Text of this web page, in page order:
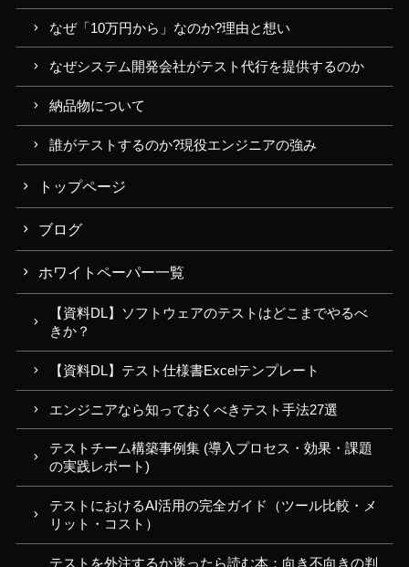
なぜ「10万円から」なのか?理由と想い
なぜシステム開発会社がテスト代行を提供するのか
納品物について
誰がテストするのか?現役エンジニアの強み
トップページ
ブログ
ホワイトペーパー一覧
【資料DL】ソフトウェアのテストはどこまでやるべ
きか？
【資料DL】テスト仕様書Excelテンプレート
エンジニアなら知っておくべきテスト手法27選
テストチーム構築事例集 (導入プロセス・効果・課題
の実践レポート)
テストにおけるAI活用の完全ガイド（ツール比較・メ
リット・コスト）
テストを外注するか迷ったら読む本：向き不向きの判